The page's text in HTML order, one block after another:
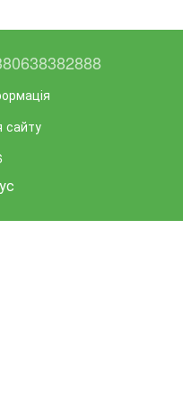
сайту